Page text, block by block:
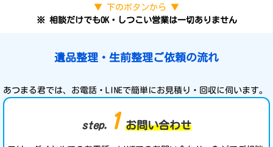
▼ 下のボタンから ▼
※ 相談だけでもOK・しつこい営業は一切ありません
遺品整理・生前整理ご依頼の流れ
あつまる君では、お電話・LINEで簡単にお見積り・回収に伺います。
step. 1 お問い合わせ